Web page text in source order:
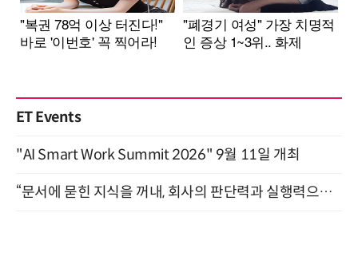
ET Events
"AI Smart Work Summit 2026" 9월 11일 개최
“문서에 묻힌 지식을 꺼내, 회사의 판단력과 실행력으로 바꾸다” (8/20)